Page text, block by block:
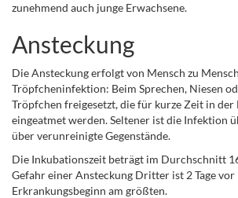
zunehmend auch junge Erwachsene.
Ansteckung
Die Ansteckung erfolgt von Mensch zu
Tröpfcheninfektion: Beim Sprechen, Niesen
Tröpfchen freigesetzt, die für kurze Zeit in der
eingeatmet werden. Seltener ist die Infektion
über verunreinigte Gegenstände.
Die Inkubationszeit beträgt im Durchschnitt
Gefahr einer Ansteckung Dritter ist 2 Tage vor
Erkrankungsbeginn am größten.